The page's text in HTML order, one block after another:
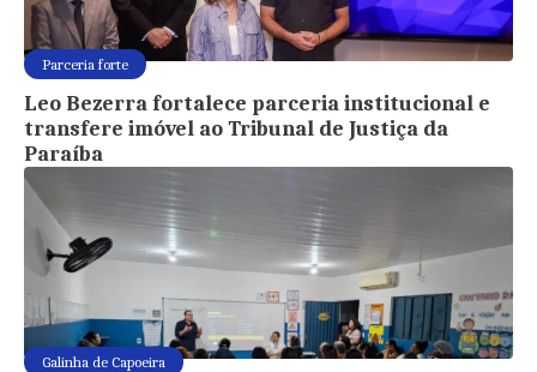
Parceria forte
Leo Bezerra fortalece parceria institucional e
transfere imóvel ao Tribunal de Justiça da
Paraíba
Galinha de Capoeira